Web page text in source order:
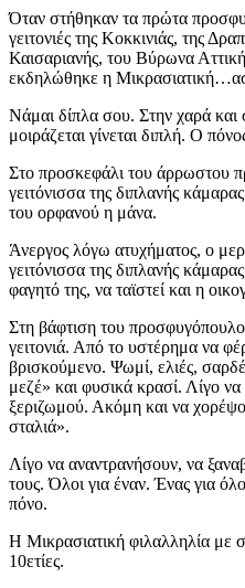
Όταν στήθηκαν τα πρώτα
γειτονιές της Κοκκινιάς, της
Καισαριανής, του Βύρωνα
εκδηλώθηκε η
Νάμαι δίπλα σου. Στην χαρά και
μοιράζεται γίνεται διπλή. Ο
Στο προσκεφάλι του άρρωστου
γειτόνισσα της διπλανής
του ορφανού η μάνα.
Άνεργος λόγω ατυχήματος, ο
γειτόνισσα της διπλανής
φαγητό της, να ταϊστεί και η
Στη βάφτιση του
γειτονιά. Από το υστέρημα να
βρισκούμενο. Ψωμί, ελιές,
μεζέ» και φυσικά κρασί. Λίγο
ξεριζωμού. Ακόμη και να
σταλιά».
Λίγο να αναντρανήσουν, να
τους. Όλοι για έναν. Ένας για
πόνο.
Η Μικρασιατική φιλαλληλία με
10ετίες.